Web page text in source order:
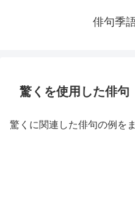
俳句季
驚くを使用した俳句
驚くに関連した俳句の例を